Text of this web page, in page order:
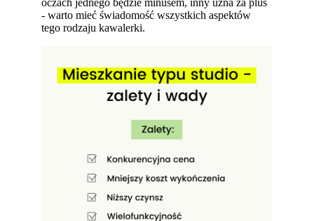
oczach jednego będzie minusem, inny uzna za plus
- warto mieć świadomość wszystkich aspektów
tego rodzaju kawalerki.